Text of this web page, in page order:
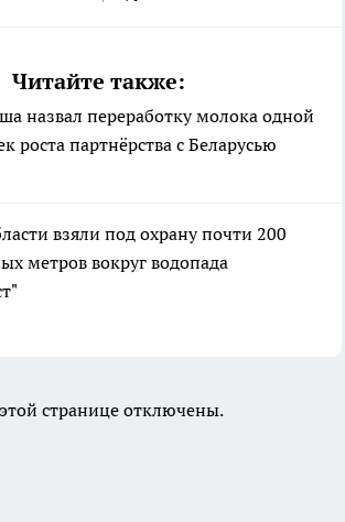
Читайте также:
назвал переработку молока одной
роста партнёрства с Беларусью
взяли под охрану почти 200
метров вокруг водопада
странице отключены.